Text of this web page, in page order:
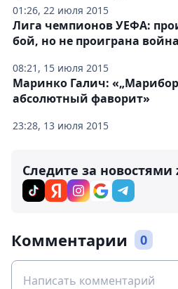
01:26, 22 июля 2015
08:21, 15 июля 2015
Лига чемпионов УЕФА:
бой, но не проиграна война
23:28, 13 июля 2015
Маринко Галич:
абсолютный фаворит»
Следите за новостями
Комментарии 0